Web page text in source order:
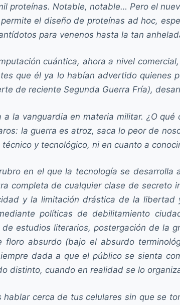
proteínas. Notable, notable… Pero el
el diseño de proteínas ad hoc,
para venenos hasta la tan
cuántica, ahora a nivel
que él ya lo habían advertido quienes
de reciente Segunda Guerra Fría),
a la vanguardia en materia militar. ¿O
la guerra es atroz, saca lo peor de
y tecnológico, ni en cuanto a
en el que la tecnología se
completa de cualquier clase de
y la limitación drástica de la libertad
políticas de debilitamiento
estudios literarios, postergación de la
floro absurdo (bajo el absurdo
dada a que el público se sienta
distinto, cuando en realidad se lo
hablar cerca de tus celulares sin que se